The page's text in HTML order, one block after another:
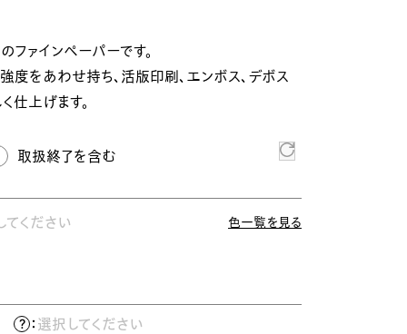
ファインペーパーです。
度をあわせ持ち、活版印刷、エンボス、デボス
仕上げます。
取扱終了を含む
てください 色一覧を見る
： 選択してください